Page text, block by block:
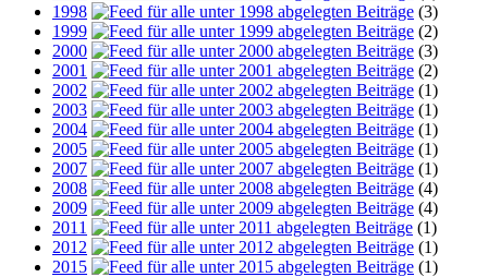
1998
(3)
1999
(2)
2000
(3)
2001
(2)
2002
(1)
2003
(1)
2004
(1)
2005
(1)
2007
(1)
2008
(4)
2009
(4)
2011
(1)
2012
(1)
2015
(1)